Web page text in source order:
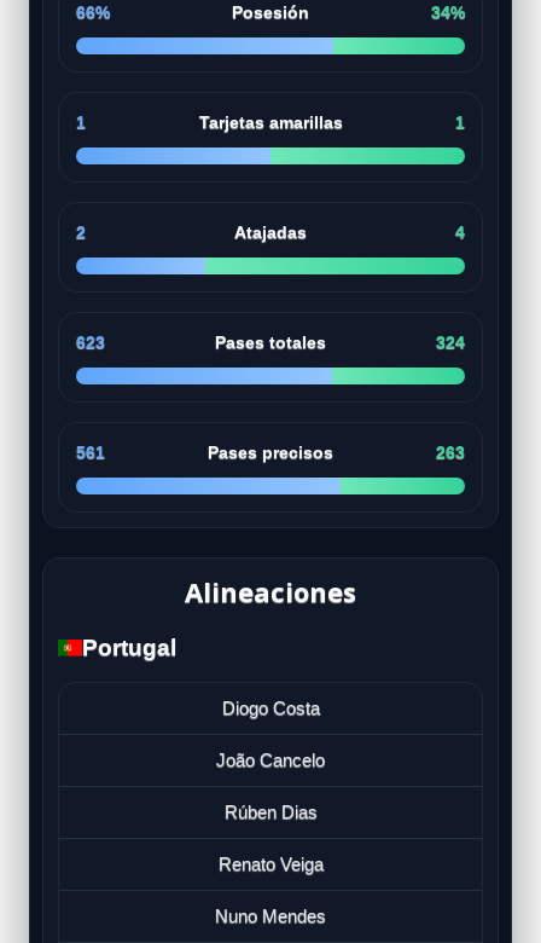
66% Posesión 34%
1 Tarjetas amarillas 1
2 Atajadas 4
623 Pases totales 324
561 Pases precisos 263
Alineaciones
Portugal
Diogo Costa
João Cancelo
Rúben Dias
Renato Veiga
Nuno Mendes